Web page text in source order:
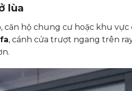
lùa
hộ chung cư hoặc khu
, cánh cửa trượt ngang trên